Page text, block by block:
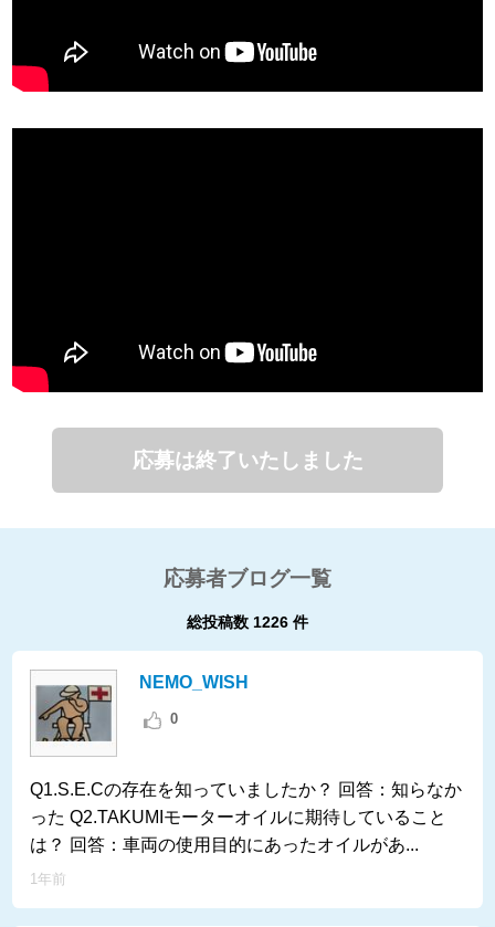
応募は終了いたしました
応募者ブログ一覧
1226
NEMO_WISH
0
Q1.S.E.Cの存在を知っていましたか？ 回答：知らなか
った Q2.TAKUMIモーターオイルに期待していること
は？ 回答：車両の使用目的にあったオイルがあ...
1年前